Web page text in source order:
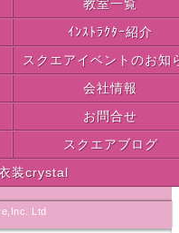
教室一覧
ｲﾝｽﾄﾗｸﾀｰ紹介
スクエアイベントのお知
会社情報
お問合せ
スクエアブログ
装crystal
Ltd